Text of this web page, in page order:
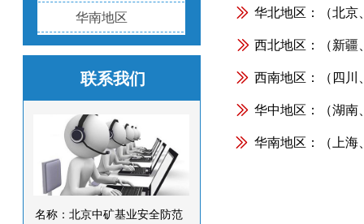
名称：北京中矿基业安全防范
联系我们
西北地区：（新疆
西南地区：（四川
华北地区：（北京
华中地区：（湖南
华南地区：（上海
华南地区
ꅀ
ꅀ
ꅀ
ꅀ
ꅀ